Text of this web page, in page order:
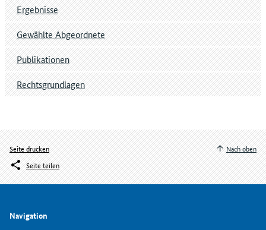
Ergebnisse
Gewählte Abgeordnete
Publikationen
Rechtsgrundlagen
Seite drucken
Seite teilen
Nach oben
Navigation